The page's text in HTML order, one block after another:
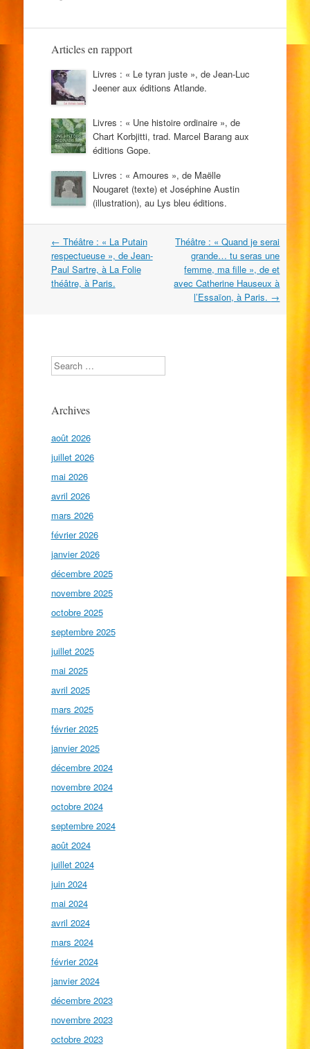
Articles en rapport
Livres : « Le tyran juste », de Jean-Luc
Jeener aux éditions Atlande.
Livres : « Une histoire ordinaire », de
Chart Korbjitti, trad. Marcel Barang aux
éditions Gope.
Livres : « Amoures », de Maëlle
Nougaret (texte) et Joséphine Austin
(illustration), au Lys bleu éditions.
Navigation
dans
les
articles
← Théâtre : « La Putain
respectueuse », de Jean-
Paul Sartre, à La Folie
théâtre, à Paris.
Théâtre : « Quand je serai
grande… tu seras une
femme, ma fille », de et
avec Catherine Hauseux à
l’Essaïon, à Paris. →
Search
Archives
août 2026
juillet 2026
mai 2026
avril 2026
mars 2026
février 2026
janvier 2026
décembre 2025
novembre 2025
octobre 2025
septembre 2025
juillet 2025
mai 2025
avril 2025
mars 2025
février 2025
janvier 2025
décembre 2024
novembre 2024
octobre 2024
septembre 2024
août 2024
juillet 2024
juin 2024
mai 2024
avril 2024
mars 2024
février 2024
janvier 2024
décembre 2023
novembre 2023
octobre 2023